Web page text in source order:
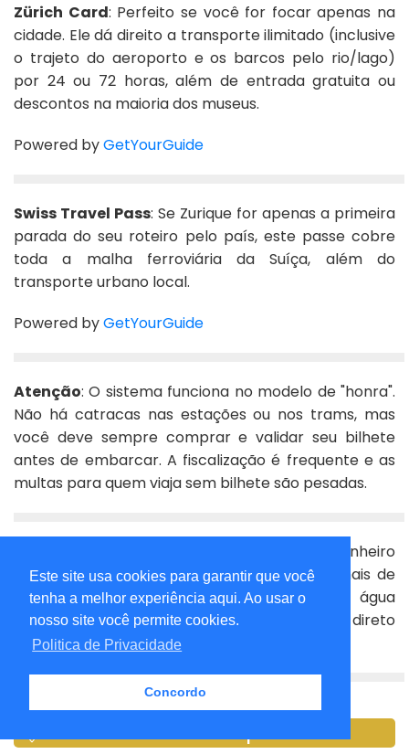
Este site usa cookies para garantir que você
tenha a melhor experiência aqui. Ao usar o
nosso site você permite cookies.
Politica de Privacidade
Concordo
Zürich Card: Perfeito se você for focar apenas na
cidade. Ele dá direito a transporte ilimitado (inclusive
o trajeto do aeroporto e os barcos pelo rio/lago)
por 24 ou 72 horas, além de entrada gratuita ou
descontos na maioria dos museus.
Powered byGetYourGuide
Swiss Travel Pass: Se Zurique for apenas a primeira
parada do seu roteiro pelo país, este passe cobre
toda a malha ferroviária da Suíça, além do
transporte urbano local.
Powered byGetYourGuide
Atenção: O sistema funciona no modelo de "honra".
Não há catracas nas estações ou nos trams, mas
você deve sempre comprar e validar seu bilhete
antes de embarcar. A fiscalização é frequente e as
multas para quem viaja sem bilhete são pesadas.
: Não gaste dinheiro
comprando garrafas de água. Zurique tem mais de
1.200 fontes espalhadas pelas ruas com água
potável, fresca e de qualidade termal saindo direto
da torneira.
Gastronomia em Zurique